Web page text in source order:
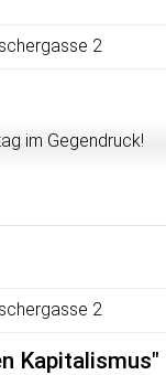
2
im Gegendruck!
2
Kapitalismus"